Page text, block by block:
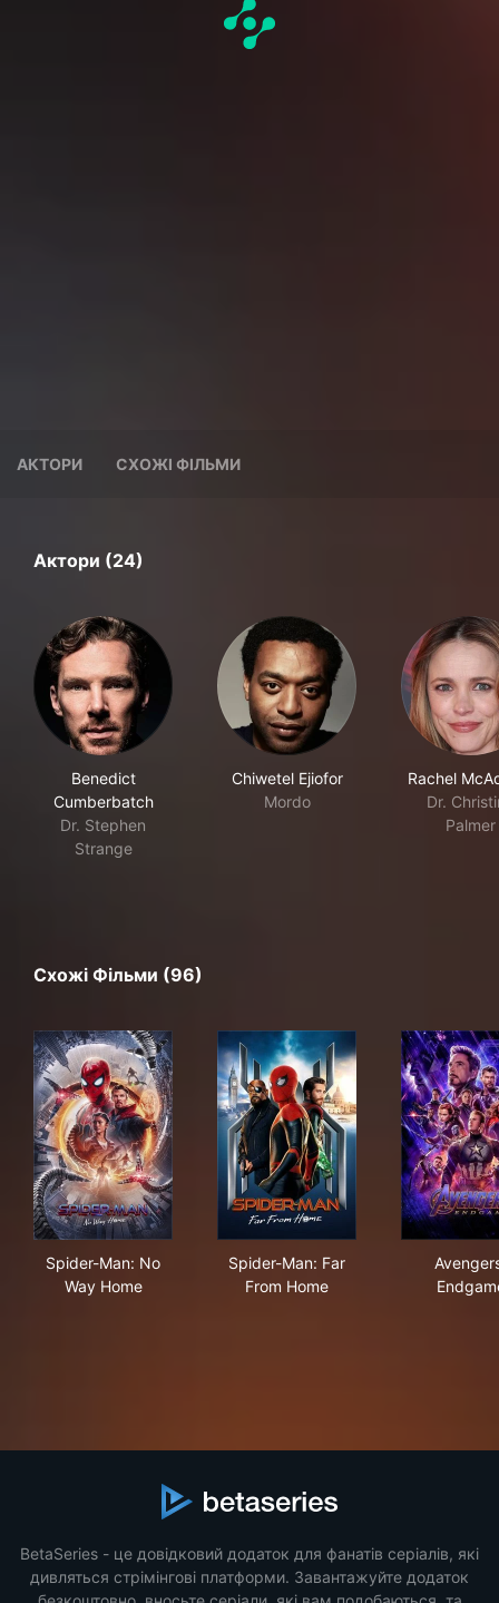
АКТОРИ СХОЖІ ФІЛЬМИ
Актори (24)
Benedict
Cumberbatch
Dr. Stephen
Strange
Chiwetel Ejiofor
Mordo
Rachel
Dr.
Palmer
Схожі Фільми (96)
Spider-Man: No
Way Home
Spider-Man: Far
From Home
BetaSeries - це довідковий додаток для фанатів серіалів, які
дивляться стрімінгові платформи. Завантажуйте додаток